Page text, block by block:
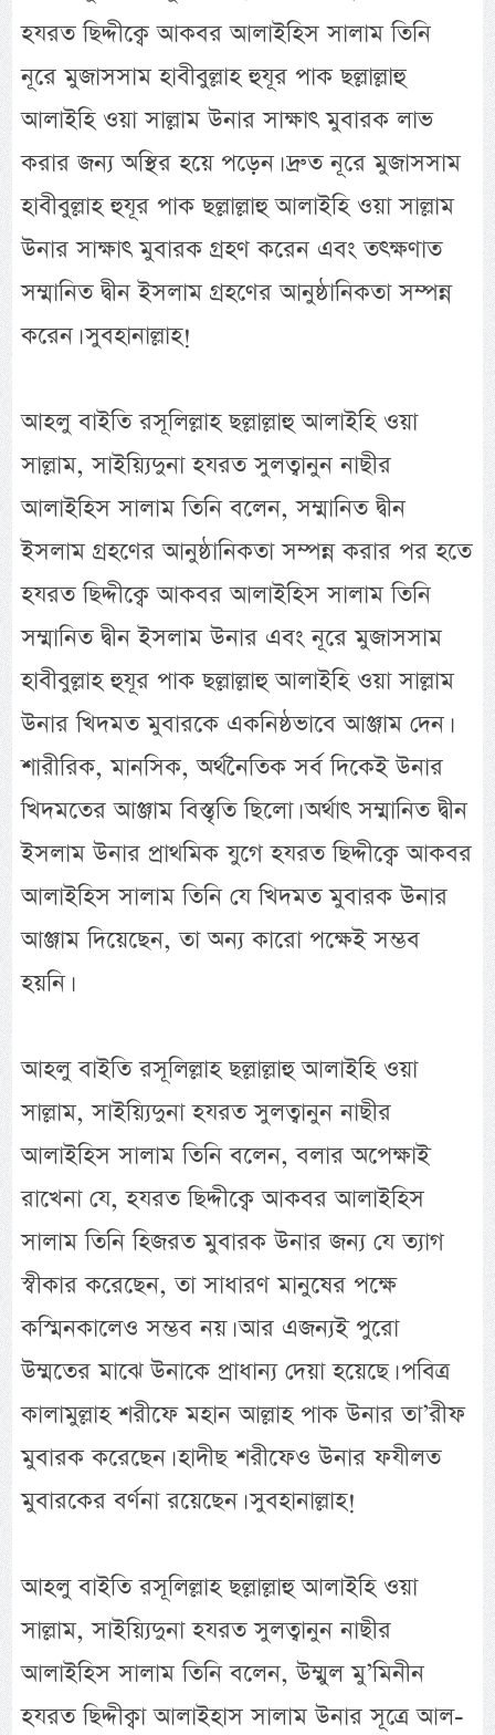
হযরত ছিদ্দীক্বে আকবর আলাইহিস সালাম তিনি
নূরে মুজাসসাম হাবীবুল্লাহ হুযূর পাক ছল্লাল্লাহু
আলাইহি ওয়া সাল্লাম উনার সাক্ষাৎ মুবারক লাভ
করার জন্য অস্থির হয়ে পড়েন। দ্রুত নূরে মুজাসসাম
হাবীবুল্লাহ হুযূর পাক ছল্লাল্লাহু আলাইহি ওয়া সাল্লাম
উনার সাক্ষাৎ মুবারক গ্রহণ করেন এবং তৎক্ষণাত
সম্মানিত দ্বীন ইসলাম গ্রহণের আনুষ্ঠানিকতা সম্পন্ন
করেন। সুবহানাল্লাহ!
আহলু বাইতি রসূলিল্লাহ ছল্লাল্লাহু আলাইহি ওয়া
সাল্লাম, সাইয়্যিদুনা হযরত সুলত্বানুন নাছীর
আলাইহিস সালাম তিনি বলেন, সম্মানিত দ্বীন
ইসলাম গ্রহণের আনুষ্ঠানিকতা সম্পন্ন করার পর হতে
হযরত ছিদ্দীক্বে আকবর আলাইহিস সালাম তিনি
সম্মানিত দ্বীন ইসলাম উনার এবং নূরে মুজাসসাম
হাবীবুল্লাহ হুযূর পাক ছল্লাল্লাহু আলাইহি ওয়া সাল্লাম
উনার খিদমত মুবারকে একনিষ্ঠভাবে আঞ্জাম দেন।
শারীরিক, মানসিক, অর্থনৈতিক সর্ব দিকেই উনার
খিদমতের আঞ্জাম বিস্তৃতি ছিলো। অর্থাৎ সম্মানিত দ্বীন
ইসলাম উনার প্রাথমিক যুগে হযরত ছিদ্দীক্বে আকবর
আলাইহিস সালাম তিনি যে খিদমত মুবারক উনার
আঞ্জাম দিয়েছেন, তা অন্য কারো পক্ষেই সম্ভব
হয়নি।
আহলু বাইতি রসূলিল্লাহ ছল্লাল্লাহু আলাইহি ওয়া
সাল্লাম, সাইয়্যিদুনা হযরত সুলত্বানুন নাছীর
আলাইহিস সালাম তিনি বলেন, বলার অপেক্ষাই
রাখেনা যে, হযরত ছিদ্দীক্বে আকবর আলাইহিস
সালাম তিনি হিজরত মুবারক উনার জন্য যে ত্যাগ
স্বীকার করেছেন, তা সাধারণ মানুষের পক্ষে
কস্মিনকালেও সম্ভব নয়। আর এজন্যই পুরো
উম্মতের মাঝে উনাকে প্রাধান্য দেয়া হয়েছে। পবিত্র
কালামুল্লাহ শরীফে মহান আল্লাহ পাক উনার তা’রীফ
মুবারক করেছেন। হাদীছ শরীফেও উনার ফযীলত
মুবারকের বর্ণনা রয়েছেন। সুবহানাল্লাহ!
আহলু বাইতি রসূলিল্লাহ ছল্লাল্লাহু আলাইহি ওয়া
সাল্লাম, সাইয়্যিদুনা হযরত সুলত্বানুন নাছীর
আলাইহিস সালাম তিনি বলেন, উম্মুল মু’মিনীন
হযরত ছিদ্দীক্বা আলাইহাস সালাম উনার সূত্রে আল-